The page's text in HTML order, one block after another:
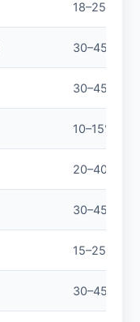
18–25%
30–45%
30–45%
10–15%
20–40%
30–45%
15–25%
30–45%